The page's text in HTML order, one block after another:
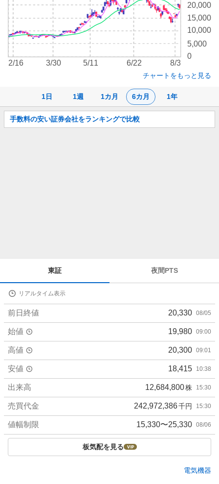
1日 1週 1カ月 6カ月 1年
0
5,000
10,000
15,000
20,000
2/16 3/30 5/11 6/22 8/3
チャートをもっと見る
お
知
手数料の安い証券会社をランキングで比較
詳
値
東証 夜間PTS
リアルタイム表示
前日終値 20,330 08/05
始値 19,980 09:00
高値 20,300 09:01
安値 18,415 10:38
出来高 12,684,800株 15:30
売買代金 242,972,386千円 15:30
値幅制限 15,330〜25,330 08/06
板気配を見る
電気機器